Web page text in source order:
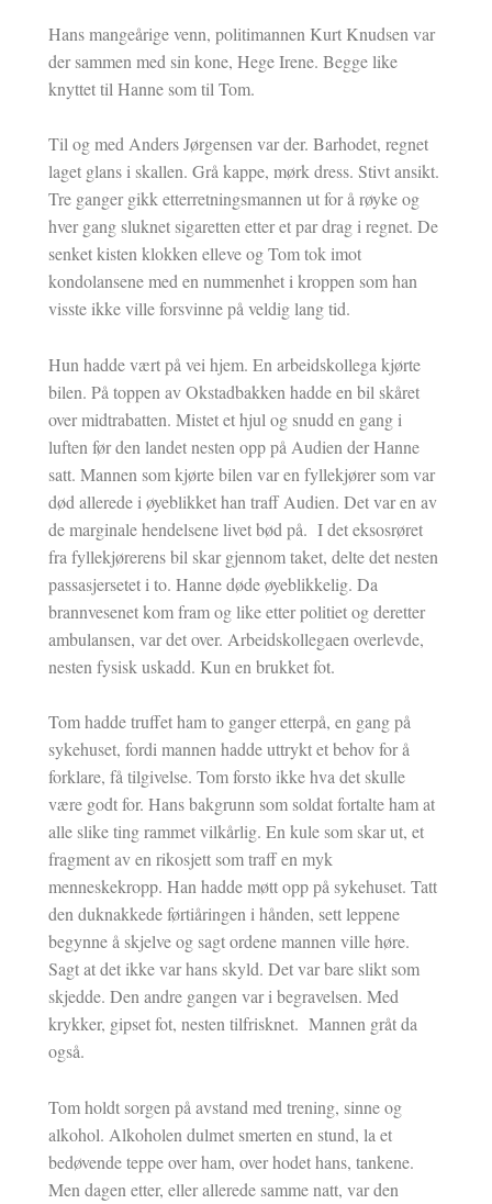
Hans mangeårige venn, politimannen Kurt Knudsen var
der sammen med sin kone, Hege Irene. Begge like
knyttet til Hanne som til Tom.
Til og med Anders Jørgensen var der. Barhodet, regnet
laget glans i skallen. Grå kappe, mørk dress. Stivt ansikt.
Tre ganger gikk etterretningsmannen ut for å røyke og
hver gang sluknet sigaretten etter et par drag i regnet. De
senket kisten klokken elleve og Tom tok imot
kondolansene med en nummenhet i kroppen som han
visste ikke ville forsvinne på veldig lang tid.
Hun hadde vært på vei hjem. En arbeidskollega kjørte
bilen. På toppen av Okstadbakken hadde en bil skåret
over midtrabatten. Mistet et hjul og snudd en gang i
luften før den landet nesten opp på Audien der Hanne
satt. Mannen som kjørte bilen var en fyllekjører som var
død allerede i øyeblikket han traff Audien. Det var en av
de marginale hendelsene livet bød på. I det eksosrøret
fra fyllekjørerens bil skar gjennom taket, delte det nesten
passasjersetet i to. Hanne døde øyeblikkelig. Da
brannvesenet kom fram og like etter politiet og deretter
ambulansen, var det over. Arbeidskollegaen overlevde,
nesten fysisk uskadd. Kun en brukket fot.
Tom hadde truffet ham to ganger etterpå, en gang på
sykehuset, fordi mannen hadde uttrykt et behov for å
forklare, få tilgivelse. Tom forsto ikke hva det skulle
være godt for. Hans bakgrunn som soldat fortalte ham at
alle slike ting rammet vilkårlig. En kule som skar ut, et
fragment av en rikosjett som traff en myk
menneskekropp. Han hadde møtt opp på sykehuset. Tatt
den duknakkede førtiåringen i hånden, sett leppene
begynne å skjelve og sagt ordene mannen ville høre.
Sagt at det ikke var hans skyld. Det var bare slikt som
skjedde. Den andre gangen var i begravelsen. Med
krykker, gipset fot, nesten tilfrisknet. Mannen gråt da
også.
Tom holdt sorgen på avstand med trening, sinne og
alkohol. Alkoholen dulmet smerten en stund, la et
bedøvende teppe over ham, over hodet hans, tankene.
Men dagen etter, eller allerede samme natt, var den